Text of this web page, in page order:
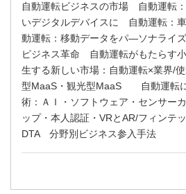
自動運転ビジネスの市場 自動運転
いデジタルデバイスに 自動運転：
動運転：移動データをパ—ソナライ
ピジネス革命 自動運転がもたらす
生する新しい市場：自動運転×業界/
型MaaS・観光型MaaS 自動運転
術：ＡＩ・ソフトウェア・センサー
ップ・本人認証・VRとAR/フィンテ
DTA 分野別ビジネス参入手法